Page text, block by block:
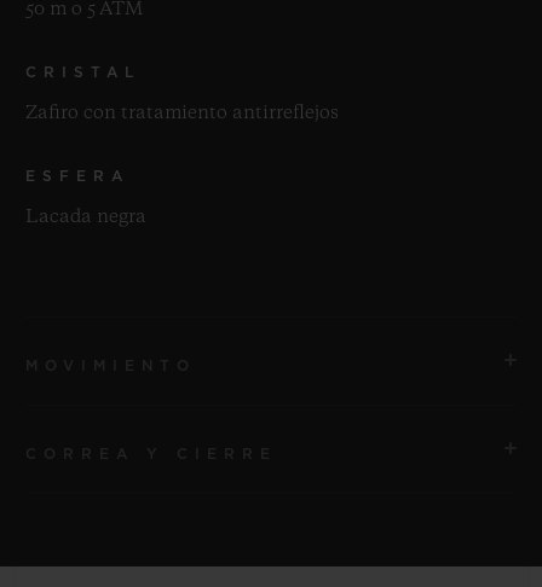
50 m o 5 ATM
CRISTAL
Zafiro con tratamiento antirreflejos
ESFERA
Lacada negra
CORREA